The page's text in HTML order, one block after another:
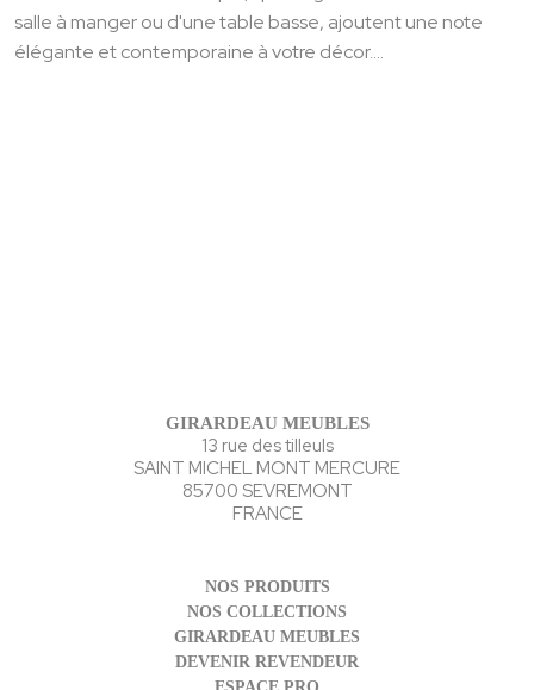
salle à manger ou d'une table basse, ajoutent une note
élégante et contemporaine à votre décor....
GIRARDEAU MEUBLES
13 rue des tilleuls
SAINT MICHEL MONT MERCURE
85700 SEVREMONT
FRANCE
NOS PRODUITS
NOS COLLECTIONS
GIRARDEAU MEUBLES
DEVENIR REVENDEUR
ESPACE PRO